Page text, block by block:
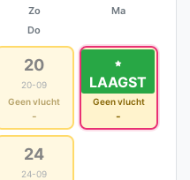
Zo
Ma
Do
20
20-09
Geen vlucht
-
LAAGST
21
21-09
Geen vlucht
-
24
24-09